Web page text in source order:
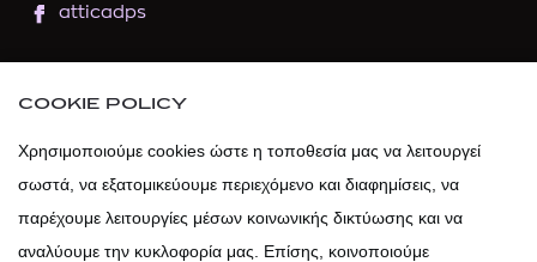
atticadps
atticadps
COOKIE POLICY
Χρησιμοποιούμε cookies ώστε η τοποθεσία μας να λειτουργεί
σωστά, να εξατομικεύουμε περιεχόμενο και διαφημίσεις, να
παρέχουμε λειτουργίες μέσων κοινωνικής δικτύωσης και να
αναλύουμε την κυκλοφορία μας. Επίσης, κοινοποιούμε